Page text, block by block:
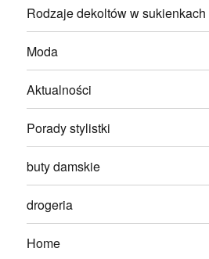
Rodzaje dekoltów w sukienkach
Moda
Aktualności
Porady stylistki
buty damskie
drogeria
Home